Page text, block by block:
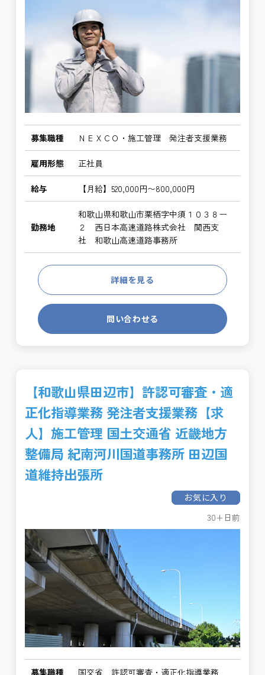
募集職種 ＮＥＸＣＯ・施工管理 発注者支援業務
雇用形態 正社員
給与 【月給】520,000円〜800,000円
勤務地
和歌山県和歌山市栗栖字中須１０３８ー
２ 西日本高速道路株式会社 関西支
社 和歌山高速道路事務所
詳細を見る
問い合わせる
【和歌山県田辺市】許認可審査・適
正化指導業務 発注者支援業務【求
人】施工管理 国土交通省 近畿地方
整備局 紀南河川国道事務所 田辺国
道維持出張所
お気に入り
30+日前
募集職種 国交省 許認可審査・適正化指導業務